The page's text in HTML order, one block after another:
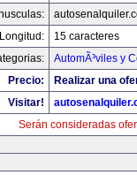
Longitud:
15 caracteres
AutomÃ³viles y
Precio:
Realizar una
Visitar!
Serán consideradas